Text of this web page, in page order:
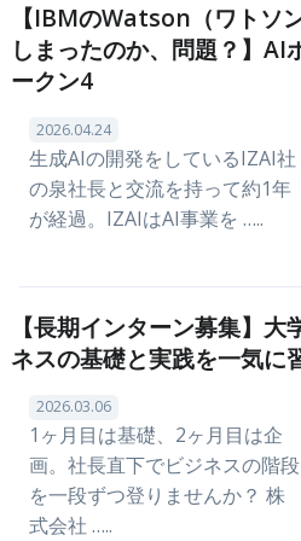
【IBMのWatson（ワトソ
しまったのか、問題？】AI
ークン4
2026.04.24
生成AIの開発をしているIZAI社
の泉社長と交流を持って約1年
が経過。IZAIはAI事業を …..
【長期インターン募集】
ネスの基礎と実践を一気に
2026.03.06
1ヶ月目は基礎、2ヶ月目は企
画。社長直下でビジネスの階段
を一段ずつ登りませんか？ 株
式会社 …..